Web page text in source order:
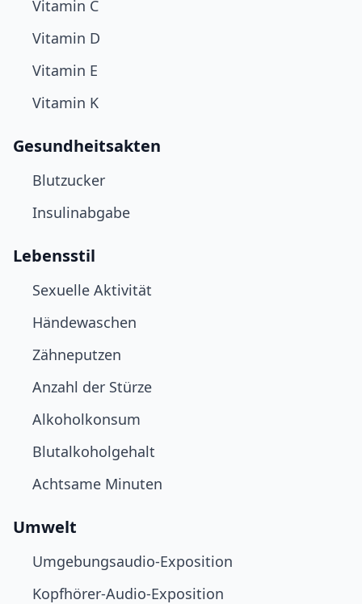
Vitamin C
Vitamin D
Vitamin E
Vitamin K
Gesundheitsakten
Blutzucker
Insulinabgabe
Lebensstil
Sexuelle Aktivität
Händewaschen
Zähneputzen
Anzahl der Stürze
Alkoholkonsum
Blutalkoholgehalt
Achtsame Minuten
Umwelt
Umgebungsaudio-Exposition
Kopfhörer-Audio-Exposition